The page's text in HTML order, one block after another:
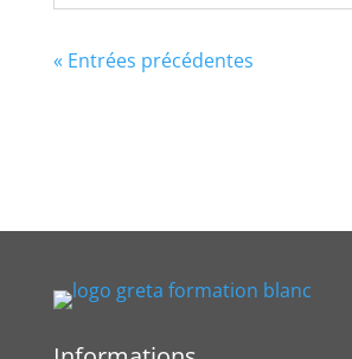
« Entrées précédentes